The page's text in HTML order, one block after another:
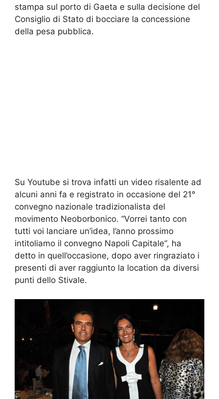
stampa sul porto di Gaeta e sulla decisione del
Consiglio di Stato di bocciare la concessione
della pesa pubblica.
Su Youtube si trova infatti un video risalente ad
alcuni anni fa e registrato in occasione del 21°
convegno nazionale tradizionalista del
movimento Neoborbonico. “Vorrei tanto con
tutti voi lanciare un’idea, l’anno prossimo
intitoliamo il convegno Napoli Capitale“, ha
detto in quell’occasione, dopo aver ringraziato i
presenti di aver raggiunto la location da diversi
punti dello Stivale.